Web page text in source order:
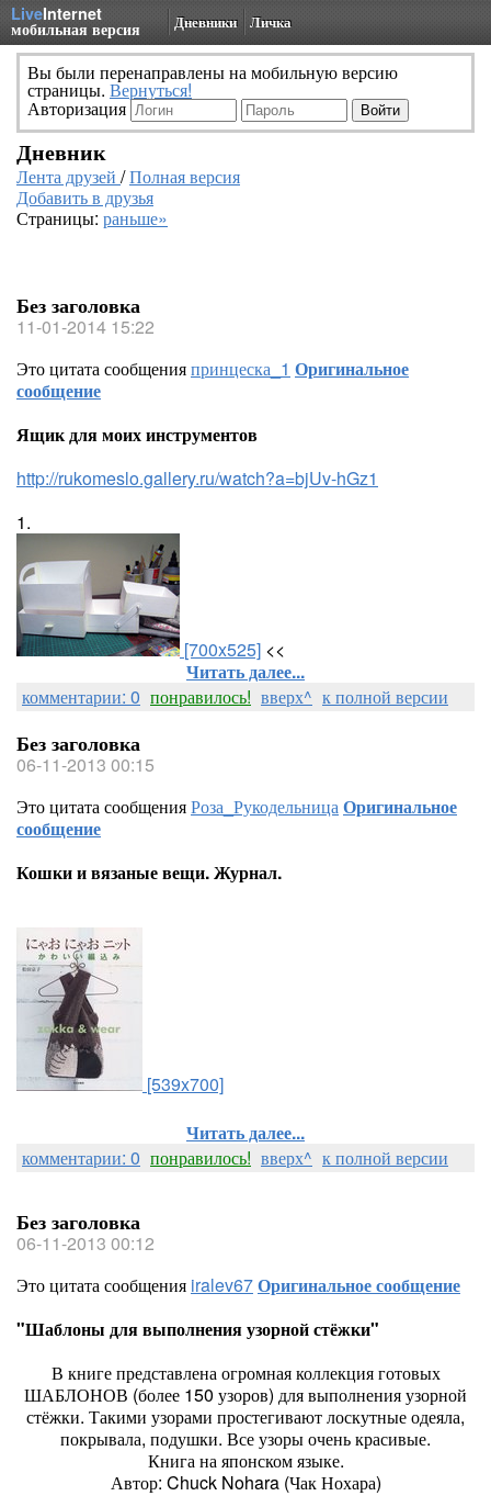
LiveInternet
мобильная версия Дневники Личка
Вы были перенаправлены на мобильную версию
страницы. Вернуться!
Авторизация
Дневник
Лента друзей /Полная версия
Добавить в друзья
Страницы: раньше»
Без заголовка
11-01-2014 15:22
Это цитата сообщенияпринцеска_1 Оригинальное
сообщение
Ящик для моих инструментов
http://rukomeslo.gallery.ru/watch?a=bjUv-hGz1
1.
[700x525] <<
Читать далее...
комментарии: 0 понравилось! вверх^ к полной версии
Без заголовка
06-11-2013 00:15
Это цитата сообщенияРоза_РукодельницаОригинальное
сообщение
Кошки и вязаные вещи. Журнал.
[539x700]
Читать далее...
комментарии: 0 понравилось! вверх^ к полной версии
Без заголовка
06-11-2013 00:12
Это цитата сообщения iralev67Оригинальное сообщение
"Шаблоны для выполнения узорной стёжки"
В книге представлена огромная коллекция готовых
ШАБЛОНОВ (более 150 узоров) для выполнения узорной
стёжки. Такими узорами простегивают лоскутные одеяла,
покрывала, подушки. Все узоры очень красивые.
Книга на японском языке.
Автор: Chuck Nohara (Чак Нохара)